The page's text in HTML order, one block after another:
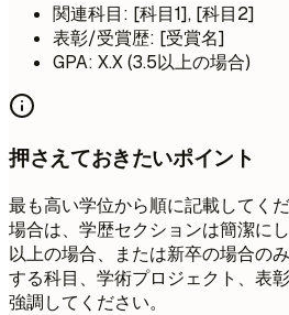
関連科目: [科目1], [科目2]
表彰/受賞歴: [受賞名]
GPA: X.X (3.5以上の場合)
押さえておきたいポイント
最も高い学位から順に記載してく
場合は、学歴セクションは簡潔に
以上の場合、または新卒の場合の
する科目、学術プロジェクト、表
強調してください。